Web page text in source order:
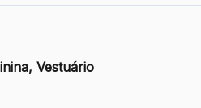
Vestuário